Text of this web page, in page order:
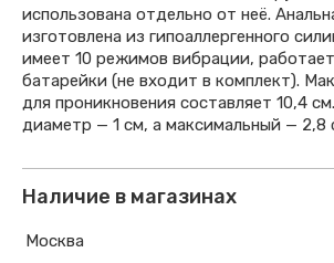
использована отдельно от неё.
изготовлена из гипоаллергенного
имеет 10 режимов вибрации,
батарейки (не входит в комплект).
для проникновения составляет 10,4
диаметр — 1 см, а максимальный — 2,8
Наличие в магазинах
Москва